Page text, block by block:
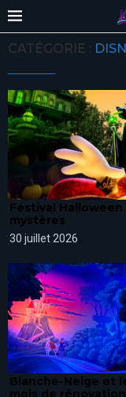
CATÉGORIE :
Festival
mystères
30 juillet 2026
Blanche-Neige et
mois de